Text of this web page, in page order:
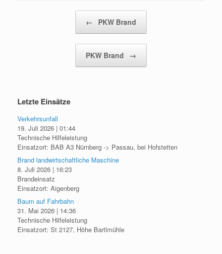
← PKW Brand
PKW Brand →
Letzte Einsätze
Verkehrsunfall
19. Juli 2026 | 01:44
Technische Hilfeleistung
Einsatzort: BAB A3 Nürnberg -> Passau, bei Hofstetten
Brand landwirtschaftliche Maschine
8. Juli 2026 | 16:23
Brandeinsatz
Einsatzort: Aigenberg
Baum auf Fahrbahn
31. Mai 2026 | 14:36
Technische Hilfeleistung
Einsatzort: St 2127, Höhe Bartlmühle